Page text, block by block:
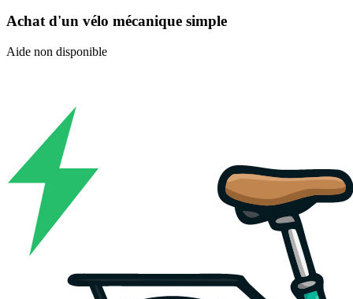
Achat d'un vélo mécanique simple
Aide non disponible